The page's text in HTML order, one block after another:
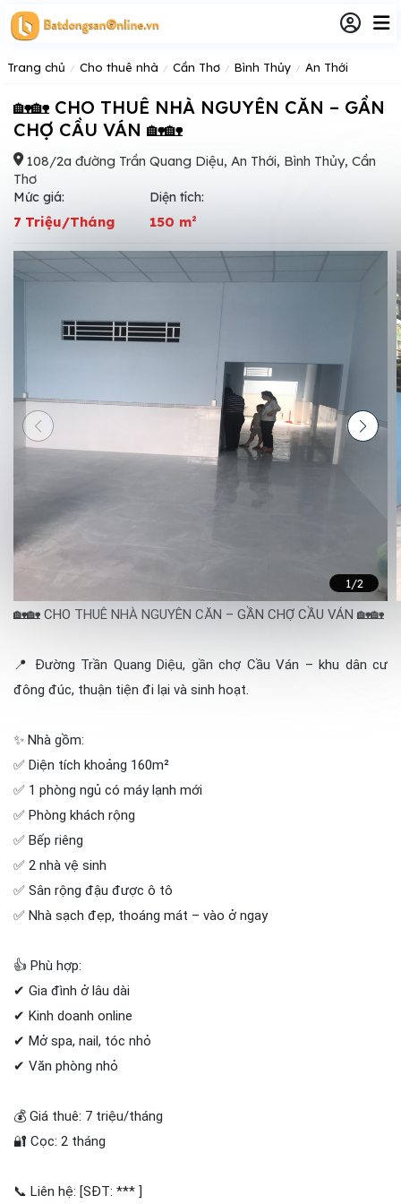
Trang chủ Cho thuê nhà Cần Thơ Bình Thủy An Thới
🏡🏡 CHO THUÊ NHÀ NGUYÊN CĂN – GẦN
CHỢ CẦU VÁN 🏡🏡
108/2a đường Trần Quang Diệu, An Thới, Bình Thủy, Cần
Thơ
Mức giá:
7 Triệu/Tháng
Diện tích:
150 m²
1/2
🏡🏡 CHO THUÊ NHÀ NGUYÊN CĂN – GẦN CHỢ CẦU VÁN 🏡🏡
📍 Đường Trần Quang Diệu, gần chợ Cầu Ván – khu dân cư
đông đúc, thuận tiện đi lại và sinh hoạt.
✨ Nhà gồm:
✅ Diện tích khoảng 160m²
✅ 1 phòng ngủ có máy lạnh mới
✅ Phòng khách rộng
✅ Bếp riêng
✅ 2 nhà vệ sinh
✅ Sân rộng đậu được ô tô
✅ Nhà sạch đẹp, thoáng mát – vào ở ngay
👍 Phù hợp:
✔ Gia đình ở lâu dài
✔ Kinh doanh online
✔ Mở spa, nail, tóc nhỏ
✔ Văn phòng nhỏ
💰 Giá thuê: 7 triệu/tháng
🔐 Cọc: 2 tháng
📞 Liên hệ: [SĐT: *** ]